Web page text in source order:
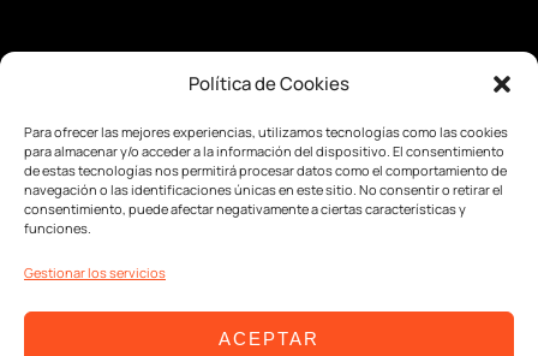
Política de Cookies
Para ofrecer las mejores experiencias, utilizamos tecnologías como las cookies
para almacenar y/o acceder a la información del dispositivo. El consentimiento
de estas tecnologías nos permitirá procesar datos como el comportamiento de
navegación o las identificaciones únicas en este sitio. No consentir o retirar el
consentimiento, puede afectar negativamente a ciertas características y
funciones.
Gestionar los servicios
ACEPTAR